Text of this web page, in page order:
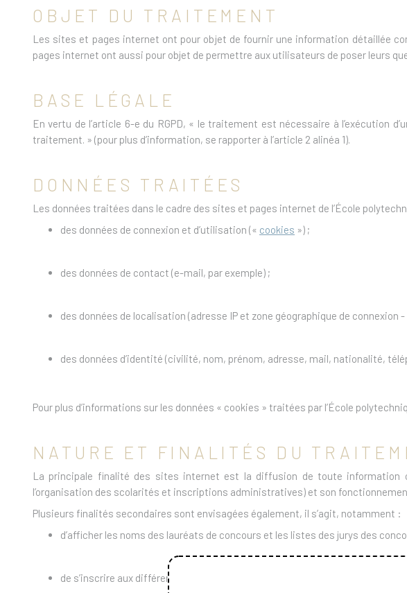
OBJET DU TRAITEMENT
Les sites et pages internet ont pour objet de fournir une information détaillée
pages internet ont aussi pour objet de permettre aux utilisateurs de poser leurs
BASE LÉGALE
En vertu de l’article 6-e du RGPD, « le traitement est nécessaire à l’exécution
traitement. » (pour plus d’information, se rapporter à l’article 2 alinéa 1).
DONNÉES TRAITÉES
Les données traitées dans le cadre des sites et pages internet de l’École
des données de connexion et d’utilisation (« cookies ») ;
des données de contact (e-mail, par exemple) ;
des données de localisation (adresse IP et zone géographique de connexion -
des données d’identité (civilité, nom, prénom, adresse, mail, nationalité,
Pour plus d’informations sur les données « cookies » traitées par l’École
NATURE ET FINALITÉS DU
La principale finalité des sites internet est la diffusion de toute information
l’organisation des scolarités et inscriptions administratives) et son
Plusieurs finalités secondaires sont envisagées également, il s’agit, notamment :
d’afficher les noms des lauréats de concours et les listes des jurys des
de s’inscrire aux différentes newsletters proposées par les services de